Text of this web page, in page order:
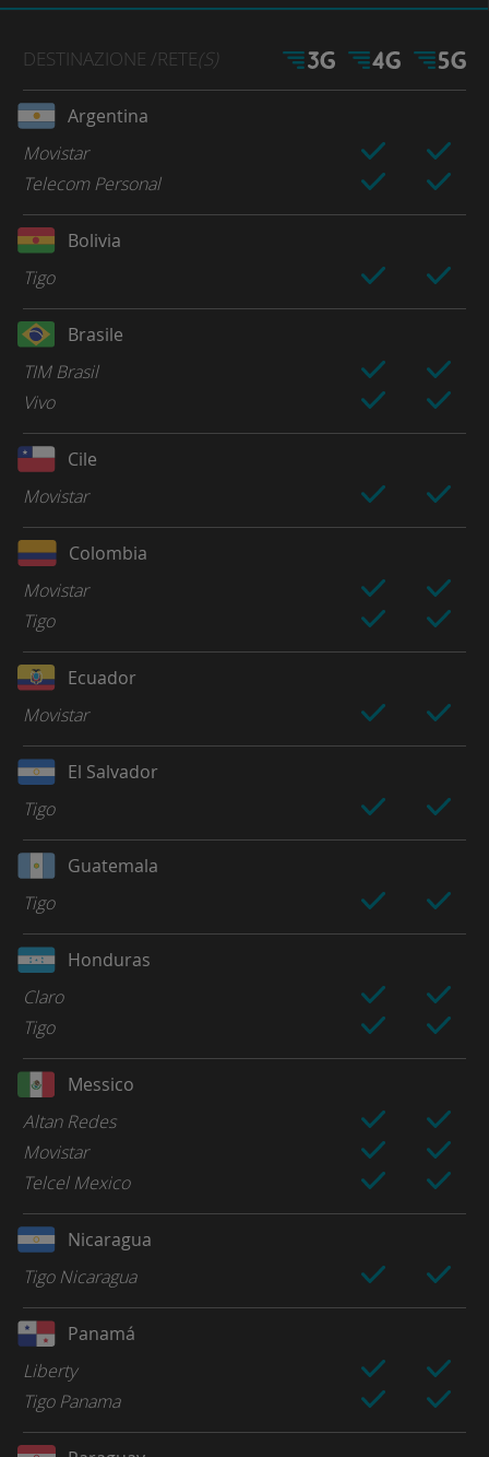
DESTINAZIONE /RETE(S)
Argentina
Movistar
Telecom Personal
Bolivia
Tigo
Brasile
TIM Brasil
Vivo
Cile
Movistar
Colombia
Movistar
Tigo
Ecuador
Movistar
El Salvador
Tigo
Guatemala
Tigo
Honduras
Claro
Tigo
Messico
Altan Redes
Movistar
Telcel Mexico
Nicaragua
Tigo Nicaragua
Panamá
Liberty
Tigo Panama